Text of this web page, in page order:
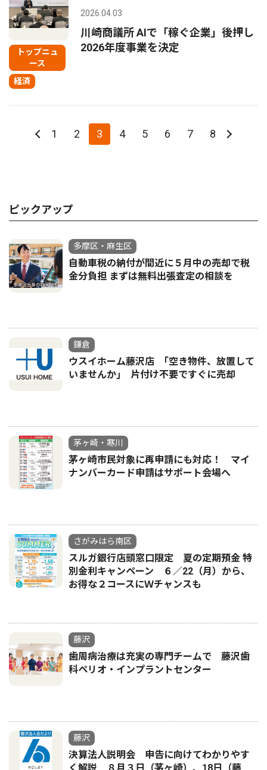
トップニュ
ース
経済
2026.04.03
川崎商議所 AIで「稼ぐ企業」後押し
2026年度事業を決定
1 2 3 4 5 6 7 8
ピックアップ
多摩区・麻生区
自動車税の納付が間近に５月中の売却で税
金分負担 まずは無料出張査定の相談を
鎌倉
ウスイホーム藤沢店 ｢空き物件、放置して
いませんか｣ 片付け不要ですぐに売却
茅ヶ崎・寒川
茅ヶ崎市民対象に再申請にも対応！ マイ
ナンバーカード申請はサポート会場へ
さがみはら南区
スルガ銀行店頭窓口限定 夏の定期預金 特
別金利キャンペーン ６／22（月）から、
お得な２コースにＷチャンスも
藤沢
歯周病治療は充実の専門チームで 藤沢歯
科ペリオ・インプラントセンター
藤沢
決算法人説明会 申告に向けてわかりやす